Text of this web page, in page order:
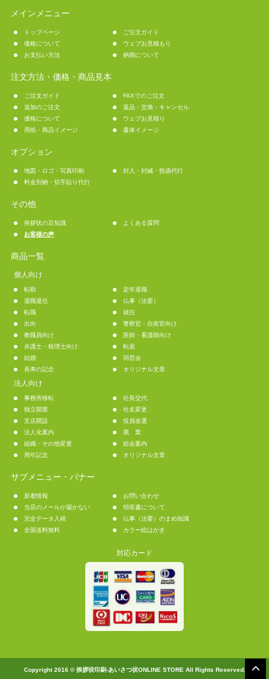
メインメニュー
トップページ
ご注文ガイド
価格について
ウェブお見積もり
お支払い方法
納期について
注文方法・価格・商品見本
ご注文ガイド
FAXでのご注文
追加のご注文
返品・交換・キャンセル
価格について
ウェブお見積り
用紙・商品イメージ
書体イメージ
オプション
地図・ロゴ・写真印刷
封入・封緘・投函代行
料金別納・切手貼り代行
その他
挨拶状の豆知識
よくある質問
お客様の声
商品一覧
個人向け
転勤
定年退職
退職退任
仏事（法要）
転職
就任
出向
警察官・自衛官向け
教職員向け
医師・看護師向け
弁護士・税理士向け
転居
結婚
同窓会
長寿の記念
オリジナル文章
法人向け
事務所移転
社長交代
独立開業
社名変更
支店開設
役員改選
法人化案内
廃 業
組織・その他変更
総会案内
周年記念
オリジナル文章
サブメニュー・バナー
新着情報
お問い合わせ
当店のメールが届かない
領収書について
完全データ入稿
仏事（法要）のまめ知識
全国送料無料
カラー絵はがき
対応カード
Copyright 2016 © 挨拶状印刷-あいさつ状ONLINE STORE All Rights Reserved.